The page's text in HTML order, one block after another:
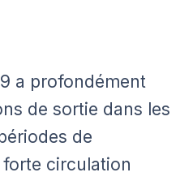
a profondément
de sortie dans les
de
circulation